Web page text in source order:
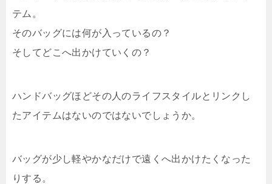
テム。
そのバッグには何が入っているの？
そしてどこへ出かけていくの？
ハンドバッグほどその人のライフスタイルとリンクし
たアイテムはないのではないでしょうか。
バッグが少し軽やかなだけで遠くへ出かけたくなった
りする。